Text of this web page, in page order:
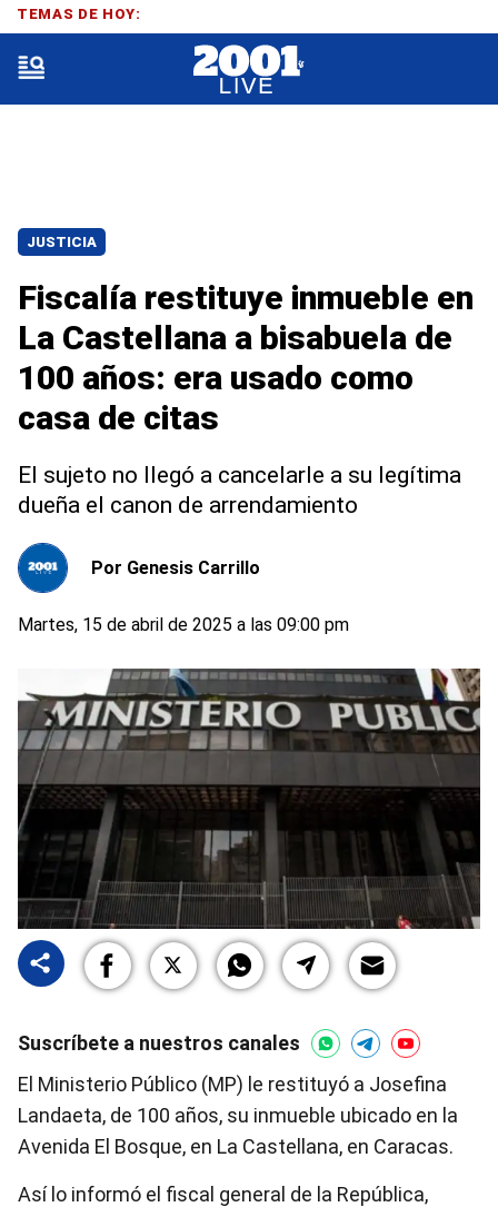
JUSTICIA
Fiscalía restituye inmueble en
La Castellana a bisabuela de
100 años: era usado como
casa de citas
El sujeto no llegó a cancelarle a su legítima
dueña el canon de arrendamiento
Por Genesis Carrillo
Martes, 15 de abril de 2025 a las 09:00 pm
Suscríbete a nuestros canales
El Ministerio Público (MP) le restituyó a Josefina
Landaeta, de 100 años, su inmueble ubicado en la
Avenida El Bosque, en La Castellana, en Caracas.
Así lo informó el fiscal general de la República,
TEMAS DE HOY: